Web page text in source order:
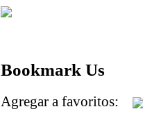
Bookmark Us
Agregar a favoritos: